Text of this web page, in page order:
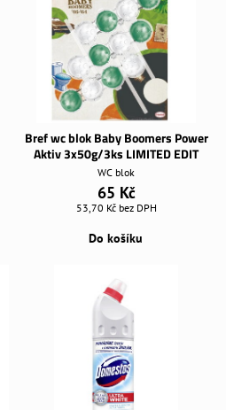
Bref wc blok Baby Boomers Power
Aktiv 3x50g/3ks LIMITED EDIT
WC blok
65 Kč
53,70 Kč bez DPH
Do košíku